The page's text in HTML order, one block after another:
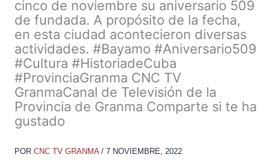
cinco de noviembre su aniversario 509
de fundada. A propósito de la fecha,
en esta ciudad acontecieron diversas
actividades. #Bayamo #Aniversario509
#Cultura #HistoriadeCuba
#ProvinciaGranma CNC TV
GranmaCanal de Televisión de la
Provincia de Granma Comparte si te ha
gustado
POR CNC TV GRANMA / 7 NOVIEMBRE, 2022